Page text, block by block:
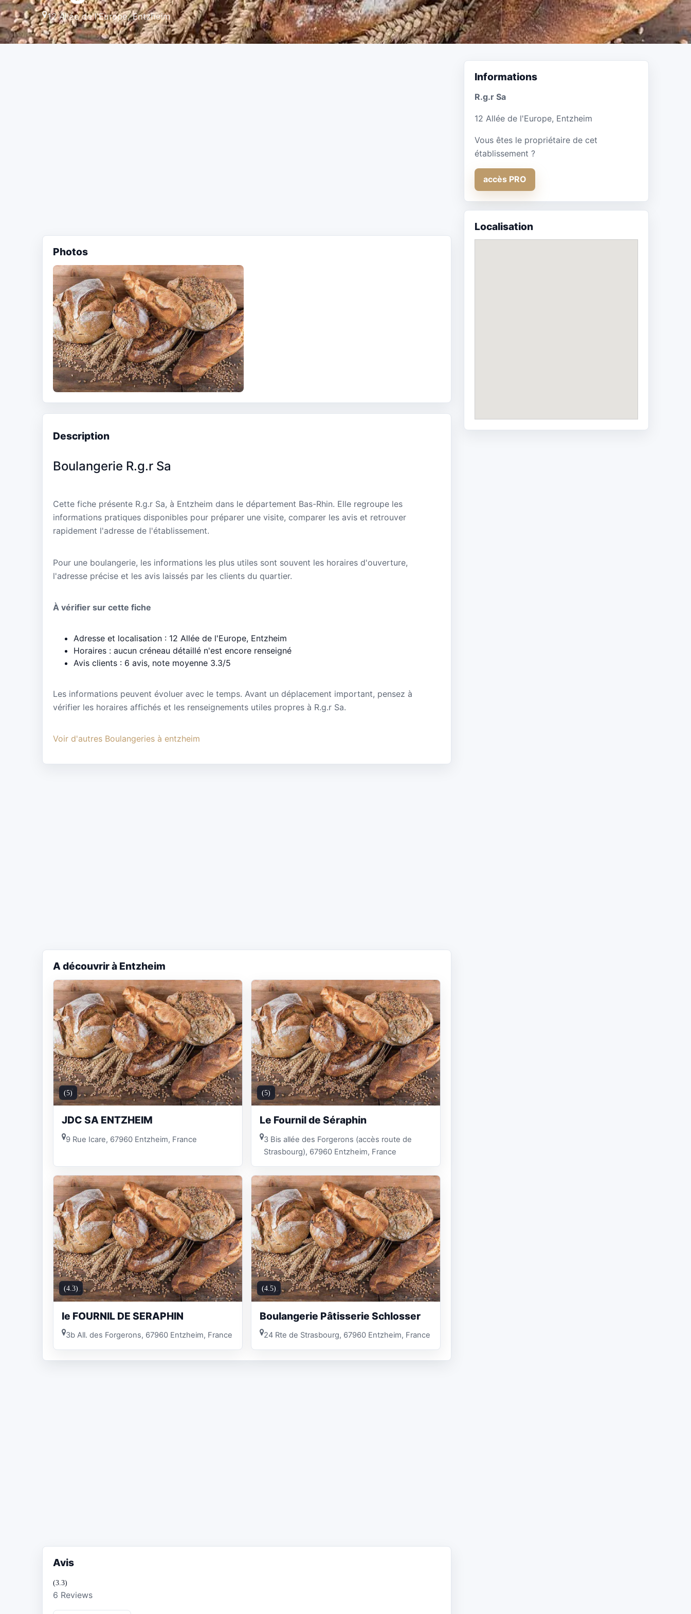
12 Allée de l'Europe, Entzheim
Photos
Description
Boulangerie R.g.r Sa
Cette fiche présente R.g.r Sa, à Entzheim dans le département Bas-Rhin. Elle regroupe les
informations pratiques disponibles pour préparer une visite, comparer les avis et retrouver
rapidement l'adresse de l'établissement.
Pour une boulangerie, les informations les plus utiles sont souvent les horaires d'ouverture,
l'adresse précise et les avis laissés par les clients du quartier.
À vérifier sur cette fiche
Adresse et localisation : 12 Allée de l'Europe, Entzheim
Horaires : aucun créneau détaillé n'est encore renseigné
Avis clients : 6 avis, note moyenne 3.3/5
Les informations peuvent évoluer avec le temps. Avant un déplacement important, pensez à
vérifier les horaires affichés et les renseignements utiles propres à R.g.r Sa.
Voir d'autres Boulangeries à entzheim
A découvrir à Entzheim
(5)
JDC SA ENTZHEIM
9 Rue Icare, 67960 Entzheim, France
(5)
Le Fournil de Séraphin
3 Bis allée des Forgerons (accès route de
Strasbourg), 67960 Entzheim, France
(4.3)
le FOURNIL DE SERAPHIN
3b All. des Forgerons, 67960 Entzheim, France
(4.5)
Boulangerie Pâtisserie Schlosser
24 Rte de Strasbourg, 67960 Entzheim, France
Avis
(3.3)
6 Reviews
Informations
R.g.r Sa
12 Allée de l'Europe, Entzheim
Vous êtes le propriétaire de cet
établissement ?
accès PRO
Localisation